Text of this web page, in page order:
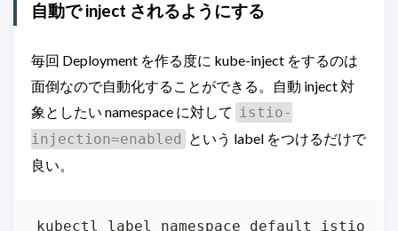
自動で inject されるようにする
毎回 Deployment を作る度に kube-inject をするのは
面倒なので自動化することができる。自動 inject 対
象としたい namespace に対して istio-
injection=enabled
という label をつけるだけで
良い。
kubectl label namespace default istio-